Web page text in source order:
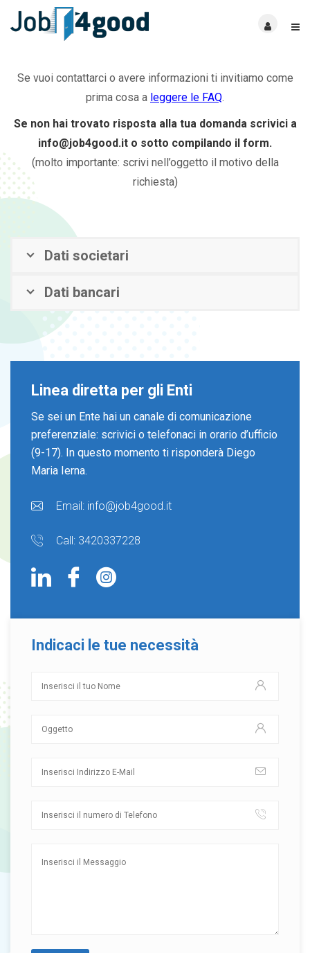
Se vuoi contattarci o avere informazioni ti invitiamo come
prima cosa a leggere le FAQ.
Se non hai trovato risposta alla tua domanda scrivici a
info@job4good.it o sotto compilando il form.
(molto importante: scrivi nell’oggetto il motivo della
richiesta)
Dati societari
Dati bancari
Linea diretta per gli Enti
Se sei un Ente hai un canale di comunicazione
preferenziale: scrivici o telefonaci in orario d’ufficio
(9-17). In questo momento ti risponderà Diego
Maria Ierna.
Email: info@job4good.it
Call: 3420337228
Indicaci le tue necessità